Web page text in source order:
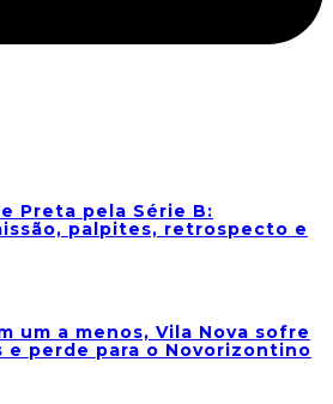
Preta pela Série B:
palpites, retrospecto e
um a menos, Vila Nova sofre
e perde para o Novorizontino